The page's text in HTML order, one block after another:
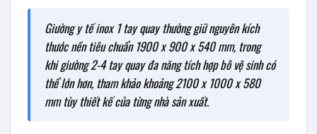
Giường y tế inox 1 tay quay thường giữ nguyên kích
thước nền tiêu chuẩn 1900 x 900 x 540 mm, trong
khi giường 2-4 tay quay đa năng tích hợp bô vệ sinh có
thể lớn hơn, tham khảo khoảng 2100 x 1000 x 580
mm tùy thiết kế của từng nhà sản xuất.